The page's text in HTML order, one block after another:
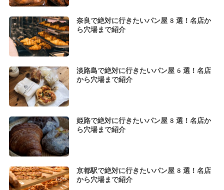
奈良で絶対に行きたいパン屋8選！名店か
ら穴場まで紹介
淡路島で絶対に行きたいパン屋6選！名店
から穴場まで紹介
姫路で絶対に行きたいパン屋8選！名店か
ら穴場まで紹介
京都駅で絶対に行きたいパン屋8選！名店
から穴場まで紹介